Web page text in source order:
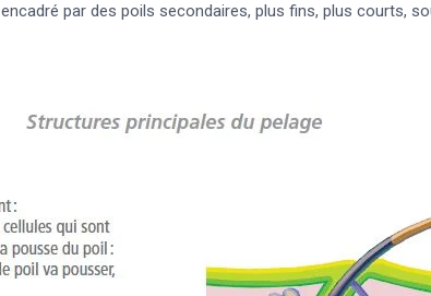
par des poils secondaires, plus fins, plus courts,